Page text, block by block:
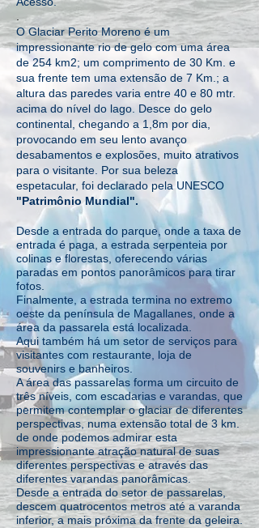
O Glaciar Perito Moreno é um
impressionante rio de gelo com uma área
de 254 km2; um comprimento de 30 Km. e
sua frente tem uma extensão de 7 Km.; a
altura das paredes varia entre 40 e 80 mtr.
acima do nível do lago. Desce do gelo
continental, chegando a 1,8m por dia,
provocando em seu lento avanço
desabamentos e explosões, muito atrativos
para o visitante. Por sua beleza
espetacular, foi declarado pela UNESCO
"Patrimônio Mundial".
Desde a entrada do parque, onde a taxa de
entrada é paga, a estrada serpenteia por
colinas e florestas, oferecendo várias
paradas em pontos panorâmicos para tirar
fotos.
Finalmente, a estrada termina no extremo
oeste da península de Magallanes, onde a
área da passarela está localizada.
Aqui também há um setor de serviços para
visitantes com restaurante, loja de
souvenirs e banheiros.
A área das passarelas forma um circuito de
três níveis, com escadarias e varandas, que
permitem contemplar o glaciar de diferentes
perspectivas, numa extensão total de 3 km.
de onde podemos admirar esta
impressionante atração natural de suas
diferentes perspectivas e através das
diferentes varandas panorâmicas.
Desde a entrada do setor de passarelas,
descem quatrocentos metros até a varanda
inferior, a mais próxima da frente da geleira.